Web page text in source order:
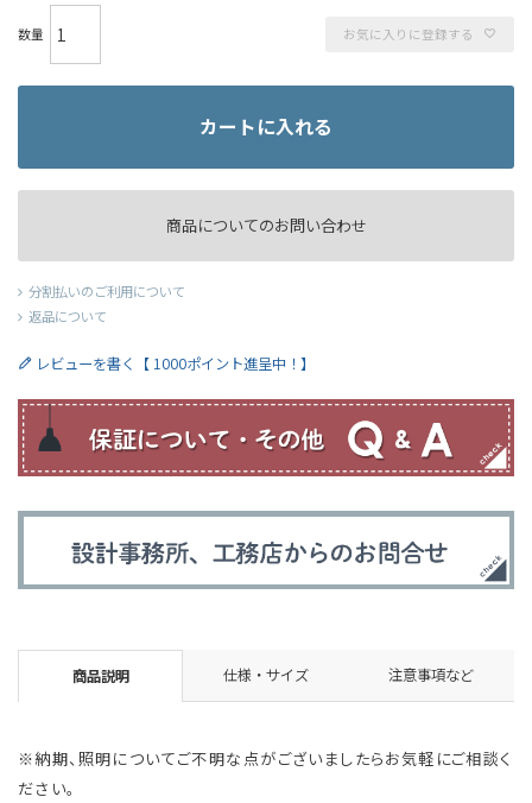
お気に入りに登録する
カートに入れる
商品についてのお問い合わせ
分割払いのご利用について
返品について
レビューを書く【 1000ポイント進呈中！】
商品説明 仕様・サイズ 注意事項など
※納期、照明についてご不明な点がございましたらお気軽にご相談く
ださい。